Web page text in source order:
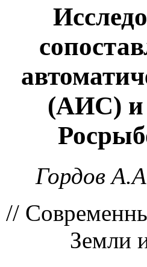
(АИС) и
Гордов
//
Земли